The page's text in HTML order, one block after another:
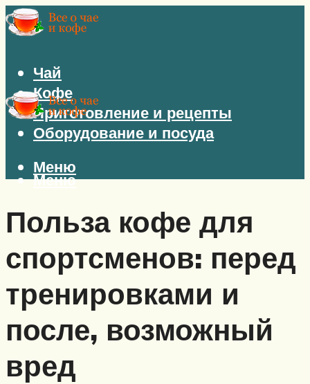
Чай
Кофе
Приготовление и рецепты
Оборудование и посуда
Меню
Меню
Польза кофе для
спортсменов: перед
тренировками и
после, возможный
вред